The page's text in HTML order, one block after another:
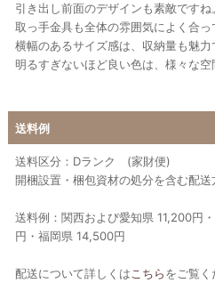
引き出し前面のデザインも素敵ですね。
取っ手金具も全体の雰囲気によく合っ
横幅のあるサイズ感は、収納量も魅力
明るすぎないほど良い色は、様々な空
送料例
送料区分：Dランク (家財便)
開梱設置・梱包資材の処分を含む配送
送料例：関西および愛知県 11,200円
円・福岡県 14,500円
配送について詳しくは こちらをご覧く